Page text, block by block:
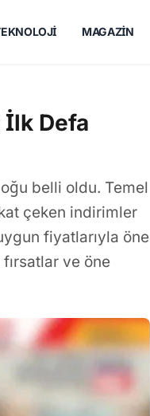
MAGAZIN
İlk Defa
belli oldu. Temel
çeken indirimler
fiyatlarıyla öne
ve öne